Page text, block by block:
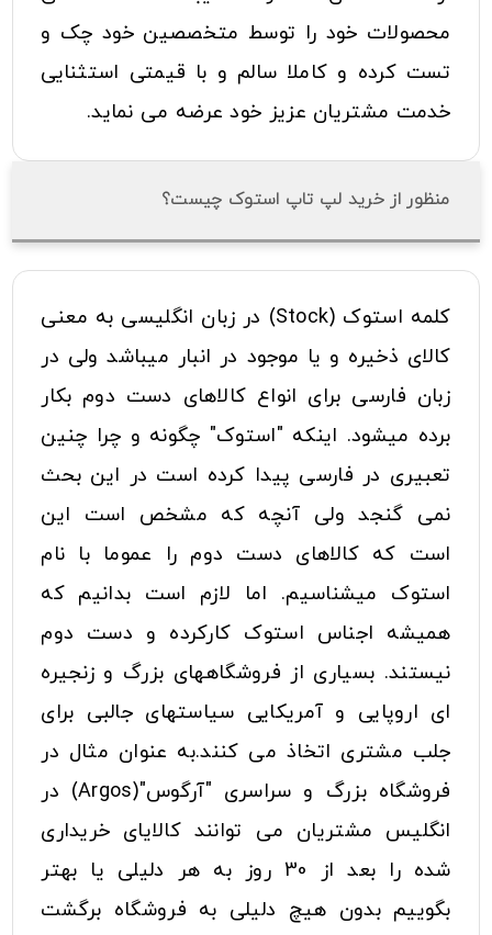
محصولات خود را توسط متخصصین خود چک و
تست کرده و کاملا سالم و با قیمتی استثنایی
خدمت مشتریان عزیز خود عرضه می نماید.
منظور از خرید لپ تاپ استوک چیست؟
کلمه استوک (Stock) در زبان انگلیسی به معنی
کالای ذخیره و یا موجود در انبار میباشد ولی در
زبان فارسی برای انواع کالاهای دست دوم بکار
برده میشود. اینکه "استوک" چگونه و چرا چنین
تعبیری در فارسی پیدا کرده است در این بحث
نمی گنجد ولی آنچه که مشخص است این
است که کالاهای دست دوم را عموما با نام
استوک میشناسیم. اما لازم است بدانیم که
همیشه اجناس استوک کارکرده و دست دوم
نیستند. بسیاری از فروشگاههای بزرگ و زنجیره
ای اروپایی و آمریکایی سیاستهای جالبی برای
جلب مشتری اتخاذ می کنند.به عنوان مثال در
فروشگاه بزرگ و سراسری "آرگوس"(Argos) در
انگلیس مشتریان می توانند کالایای خریداری
شده را بعد از 30 روز به هر دلیلی یا بهتر
بگوییم بدون هیچ دلیلی به فروشگاه برگشت